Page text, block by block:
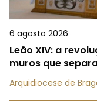
6 agosto 2026
Leão XIV: a
muros que
Arquidiocese de